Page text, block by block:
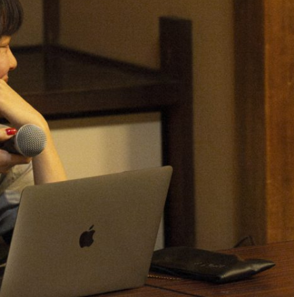
の／未来の私へ」